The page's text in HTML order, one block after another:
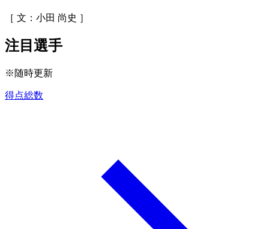
［ 文：小田 尚史 ］
注目選手
※随時更新
得点総数